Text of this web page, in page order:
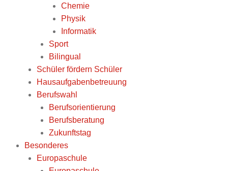
Chemie
Physik
Informatik
Sport
Bilingual
Schüler fördern Schüler
Hausaufgabenbetreuung
Berufswahl
Berufsorientierung
Berufsberatung
Zukunftstag
Besonderes
Europaschule